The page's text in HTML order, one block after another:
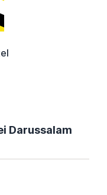
Darussalam